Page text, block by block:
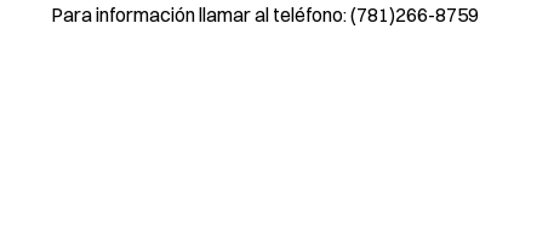
Para información llamar al teléfono: (781)266-8759